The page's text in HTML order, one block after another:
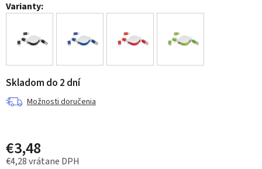
Varianty:
Skladom do 2 dní
Možnosti doručenia
€3,48
€4,28 vrátane DPH